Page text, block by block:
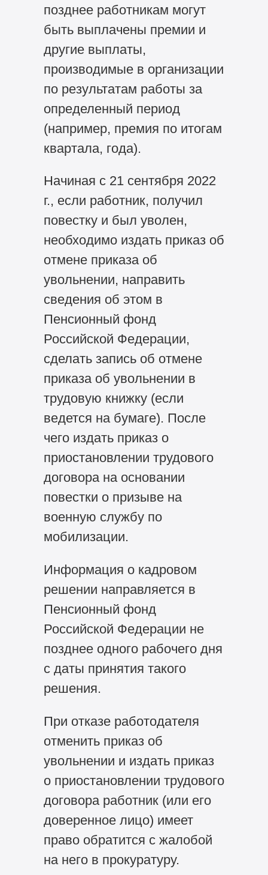
позднее работникам могут
быть выплачены премии и
другие выплаты,
производимые в организации
по результатам работы за
определенный период
(например, премия по итогам
квартала, года).
Начиная с 21 сентября 2022
г., если работник, получил
повестку и был уволен,
необходимо издать приказ об
отмене приказа об
увольнении, направить
сведения об этом в
Пенсионный фонд
Российской Федерации,
сделать запись об отмене
приказа об увольнении в
трудовую книжку (если
ведется на бумаге). После
чего издать приказ о
приостановлении трудового
договора на основании
повестки о призыве на
военную службу по
мобилизации.
Информация о кадровом
решении направляется в
Пенсионный фонд
Российской Федерации не
позднее одного рабочего дня
с даты принятия такого
решения.
При отказе работодателя
отменить приказ об
увольнении и издать приказ
о приостановлении трудового
договора работник (или его
доверенное лицо) имеет
право обратится с жалобой
на него в прокуратуру.